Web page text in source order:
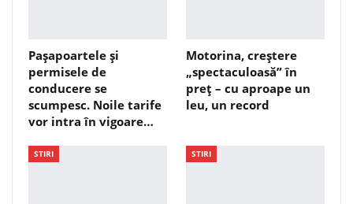
Pașapoartele și
permisele de
conducere se
scumpesc. Noile tarife
vor intra în vigoare…
Motorina, creștere
„spectaculoasă” în
preț – cu aproape un
leu, un record
STIRI STIRI